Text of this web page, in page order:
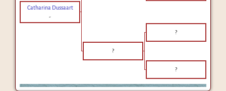
Catharina Dussaart
-
?
?
?